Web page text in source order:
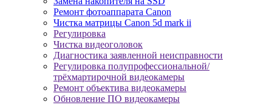
Ремонт фотоаппарата Canon
Чистка матрицы Canon 5d mark ii
Регулировка
Чистка видеоголовок
Диагностика заявленной неисправности
Регулировка полупрофессиональной/
трёхмартирочной видеокамеры
Ремонт объектива видеокамеры
Обновление ПО видеокамеры